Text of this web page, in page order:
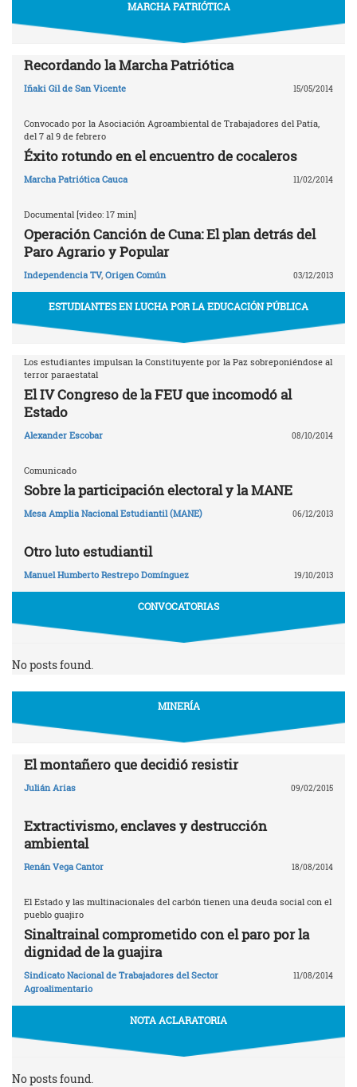
MARCHA PATRIÓTICA
Recordando la Marcha Patriótica
Iñaki Gil de San Vicente 15/05/2014
Convocado por la Asociación Agroambiental de Trabajadores del Patía,
del 7 al 9 de febrero
Éxito rotundo en el encuentro de cocaleros
Marcha Patriótica Cauca 11/02/2014
Documental [video: 17 min]
Operación Canción de Cuna: El plan detrás del
Paro Agrario y Popular
Independencia TV, Origen Común 03/12/2013
ESTUDIANTES EN LUCHA POR LA EDUCACIÓN PÚBLICA
Los estudiantes impulsan la Constituyente por la Paz sobreponiéndose al
terror paraestatal
El IV Congreso de la FEU que incomodó al
Estado
Alexander Escobar 08/10/2014
Comunicado
Sobre la participación electoral y la MANE
Mesa Amplia Nacional Estudiantil (MANE) 06/12/2013
Otro luto estudiantil
Manuel Humberto Restrepo Domínguez 19/10/2013
CONVOCATORIAS
No posts found.
MINERÍA
El montañero que decidió resistir
Julián Arias 09/02/2015
Extractivismo, enclaves y destrucción
ambiental
Renán Vega Cantor 18/08/2014
El Estado y las multinacionales del carbón tienen una deuda social con el
pueblo guajiro
Sinaltrainal comprometido con el paro por la
dignidad de la guajira
Sindicato Nacional de Trabajadores del Sector
Agroalimentario
11/08/2014
NOTA ACLARATORIA
No posts found.